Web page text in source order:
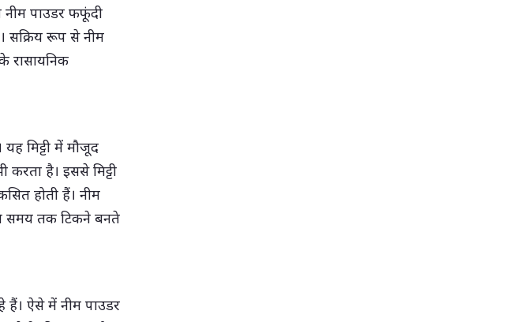
पाउडर फफूंदी
सक्रिय रूप से नीम
रासायनिक
मिट्टी में मौजूद
है। इससे मिट्टी
होती हैं। नीम
समय तक टिकने बनते
ऐसे में नीम पाउडर